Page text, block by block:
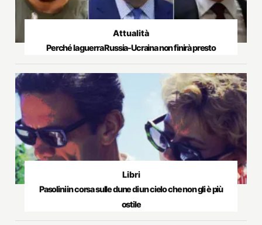
Attualità
Perché la guerra Russia-Ucraina non finirà presto
Libri
Pasolini in corsa sulle dune di un cielo che non gli è più
ostile